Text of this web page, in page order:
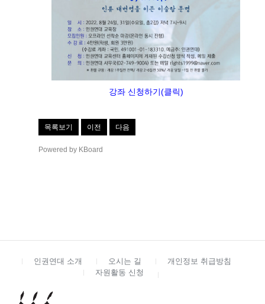
강좌 신청하기(클릭)
목록보기 이전 다음
Powered by KBoard
인권연대 소개 오시는 길
개인정보 취급방침
자원활동 신청